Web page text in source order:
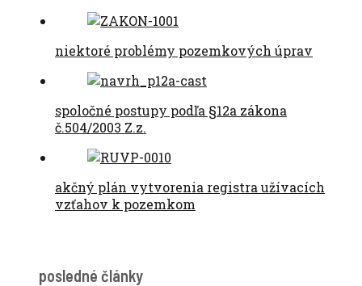
niektoré problémy pozemkových úprav
spoločné postupy podľa §12a zákona
č.504/2003 Z.z.
akčný plán vytvorenia registra užívacích
vzťahov k pozemkom
posledné články